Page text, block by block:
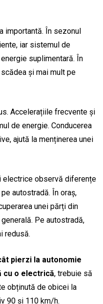
importantă. În sezonul
iar sistemul de
suplimentară. În
și mai mult pe
Accelerațiile frecvente și
de energie. Conducerea
ajută la menținerea unei
electrice observă diferențe
autostradă. În oraș,
unei părți din
Pe autostradă,
redusă.
pierzi la autonomie
cu o electrică, trebuie să
obținută de obicei la
90 și 110 km/h.